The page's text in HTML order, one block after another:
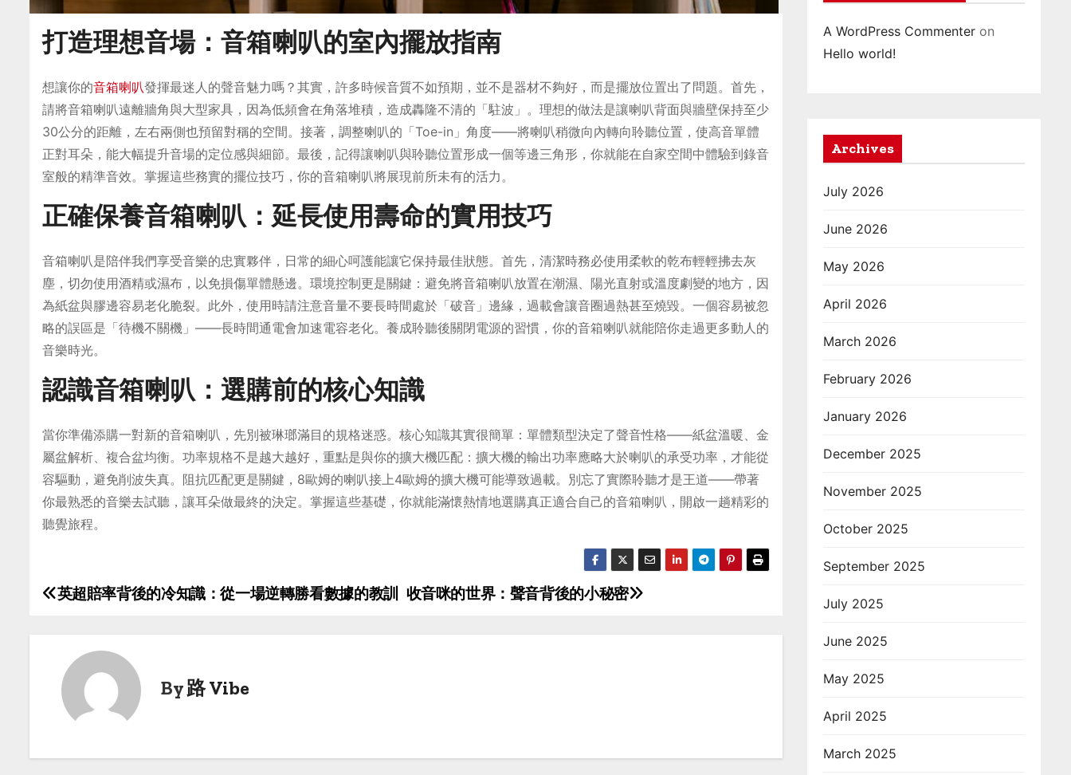
打造理想音場：音箱喇叭的室內擺放指南
想讓你的音箱喇叭發揮最迷人的聲音魅力嗎？其實，許多時候音質不如預期，並不是器材不夠好，而是擺放位置出了問題。首先，
請將音箱喇叭遠離牆角與大型家具，因為低頻會在角落堆積，造成轟隆不清的「駐波」。理想的做法是讓喇叭背面與牆壁保持至少
30公分的距離，左右兩側也預留對稱的空間。接著，調整喇叭的「Toe-in」角度——將喇叭稍微向內轉向聆聽位置，使高音單體
正對耳朵，能大幅提升音場的定位感與細節。最後，記得讓喇叭與聆聽位置形成一個等邊三角形，你就能在自家空間中體驗到錄音
室般的精準音效。掌握這些務實的擺位技巧，你的音箱喇叭將展現前所未有的活力。
正確保養音箱喇叭：延長使用壽命的實用技巧
音箱喇叭是陪伴我們享受音樂的忠實夥伴，日常的細心呵護能讓它保持最佳狀態。首先，清潔時務必使用柔軟的乾布輕輕拂去灰
塵，切勿使用酒精或濕布，以免損傷單體懸邊。環境控制更是關鍵：避免將音箱喇叭放置在潮濕、陽光直射或溫度劇變的地方，因
為紙盆與膠邊容易老化脆裂。此外，使用時請注意音量不要長時間處於「破音」邊緣，過載會讓音圈過熱甚至燒毀。一個容易被忽
略的誤區是「待機不關機」——長時間通電會加速電容老化。養成聆聽後關閉電源的習慣，你的音箱喇叭就能陪你走過更多動人的
音樂時光。
認識音箱喇叭：選購前的核心知識
當你準備添購一對新的音箱喇叭，先別被琳瑯滿目的規格迷惑。核心知識其實很簡單：單體類型決定了聲音性格——紙盆溫暖、金
屬盆解析、複合盆均衡。功率規格不是越大越好，重點是與你的擴大機匹配：擴大機的輸出功率應略大於喇叭的承受功率，才能從
容驅動，避免削波失真。阻抗匹配更是關鍵，8歐姆的喇叭接上4歐姆的擴大機可能導致過載。別忘了實際聆聽才是王道——帶著
你最熟悉的音樂去試聽，讓耳朵做最終的決定。掌握這些基礎，你就能滿懷熱情地選購真正適合自己的音箱喇叭，開啟一趟精彩的
聽覺旅程。
P
a
收音咪的世界：聲音背後的小秘密
英超賠率背後的冷知識：從一場逆轉勝看數據的教訓
By路 Vibe
A WordPress Commenter on
Hello world!
Archives
July 2026
June 2026
May 2026
April 2026
March 2026
February 2026
January 2026
December 2025
November 2025
October 2025
September 2025
July 2025
June 2025
May 2025
April 2025
March 2025